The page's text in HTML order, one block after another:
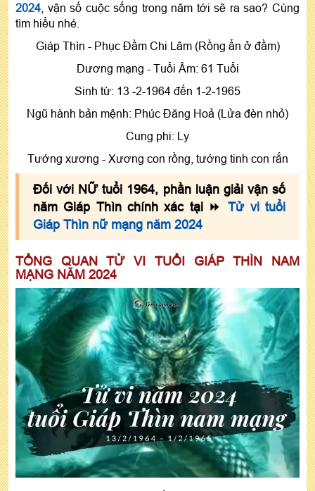
nào?
Nam tuổi Thìn 1964 động thổ làm nhà năm 2024
tốt hay xấu?
Năm 2024 nam mạng tuổi 1964 mua xe, mua nhà
2024 , vận số cuộc sống trong năm tới sẽ ra sao? Cùng
tìm hiểu nhé.
Giáp Thìn - Phục Đầm Chi Lâm (Rồng ẩn ở đầm)
Dương mạng - Tuổi Âm: 61 Tuổi
Sinh từ: 13 -2-1964 đến 1-2-1965
Ngũ hành bản mệnh: Phúc Ðăng Hoả (Lửa đèn nhỏ)
Cung phi: Ly
Tướng xương - Xương con rồng, tướng tinh con rắn
Đối với NỮ tuổi 1964, phần luận giải vận số
năm Giáp Thìn chính xác tại ⏩Tử vi tuổi
Giáp Thìn nữ mạng năm 2024
TỔNG QUAN TỬ VI TUỔI GIÁP THÌN NAM
MẠNG NĂM 2024